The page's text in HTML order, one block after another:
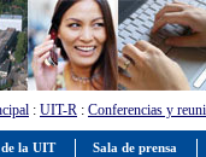
: UIT-R : Conferencias y
de la UIT Sala de prensa